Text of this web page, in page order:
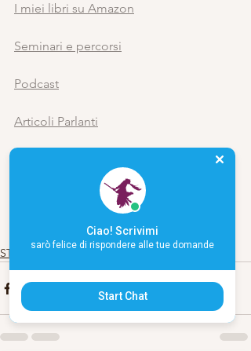
I miei libri su Amazon
Seminari e percorsi
Podcast
Articoli Parlanti
STUDIO 69
Ciao! Scrivimi
sarò felice di rispondere alle tue domande
Start Chat